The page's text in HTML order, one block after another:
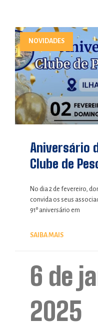
NOVIDADES
Aniversário
Clube de
No dia 2 de fevereiro,
convida os seus
91º aniversário em
SAIBA MAIS
6 de
2025